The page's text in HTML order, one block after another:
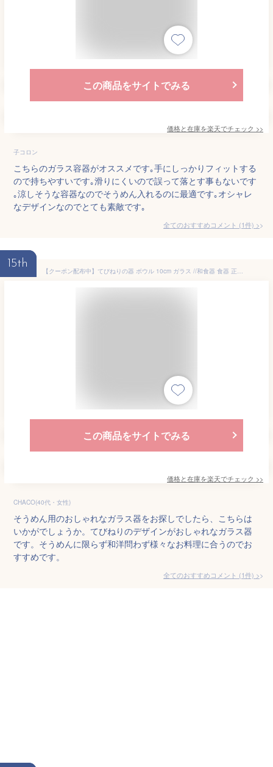
この商品をサイトでみる
価格と在庫を楽天でチェック >>
子コロン
こちらのガラス容器がオススメです｡手にしっかりフィットする
ので持ちやすいです｡滑りにくいので誤って落とす事もないです
｡涼しそうな容器なのでそうめん入れるのに最適です｡オシャレ
なデザインなのでとても素敵です｡
全てのおすすめコメント (1件) >
15th
【クーポン配布中】てびねりの器 ボウル 10cm ガラス //和食器 食器 正月 鉢 蕎麦猪口 そばちょく 素麺小鉢 そうめん小鉢 フリーカップ そばちょこ そば おちょこ 猪口 サラダボウル アイスボウル クリア 副菜鉢 カフェ食器 食洗機対応 食洗機OK つゆ入れ ミニボウル 食器
この商品をサイトでみる
価格と在庫を楽天でチェック >>
CHACO(40代・女性)
そうめん用のおしゃれなガラス器をお探しでしたら、こちらは
いかがでしょうか。てびねりのデザインがおしゃれなガラス器
です。そうめんに限らず和洋問わず様々なお料理に合うのでお
すすめです。
全てのおすすめコメント (1件) >